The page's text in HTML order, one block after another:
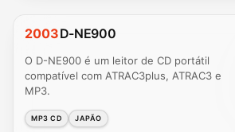
2003D-NE900
O D-NE900 é um leitor de CD portátil
compatível com ATRAC3plus, ATRAC3 e
MP3.
MP3 CD JAPÃO